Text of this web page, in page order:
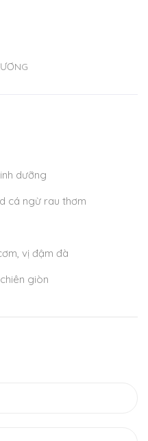
dưỡng
cá ngừ rau thơm
vị đậm đà
giòn